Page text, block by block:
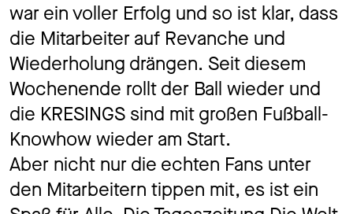
Privacy
war ein voller Erfolg und so ist klar, dass
die Mitarbeiter auf Revanche und
Wiederholung drängen. Seit diesem
Wochenende rollt der Ball wieder und
die KRESINGS sind mit großen Fußball-
Knowhow wieder am Start.
Aber nicht nur die echten Fans unter
den Mitarbeitern tippen mit, es ist ein